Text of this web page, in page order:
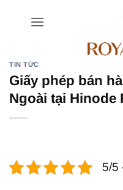
TIN TỨC
Giấy phép bán
Ngoài tại Hinode
5/5